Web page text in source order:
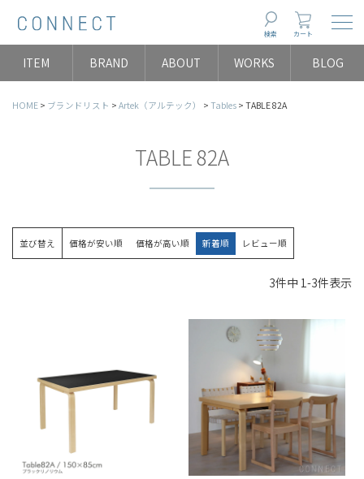
検索 カート
ITEM BRAND ABOUT WORKS BLOG
HOME ブランドリスト Artek（アルテック） Tables TABLE 82A
TABLE 82A
並び替え 価格が安い順 価格が高い順 新着順 レビュー順
3件中 1 -3件表示